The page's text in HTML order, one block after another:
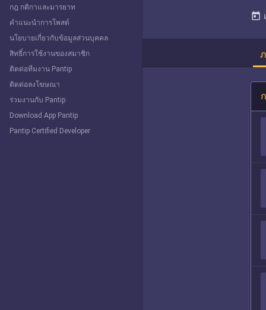
today
Explore
กฎ กติกาและมารยาท
คำแนะนำการโพสต์
นโยบายเกี่ยวกับข้อมูลส่วนบุคคล
สิทธิ์การใช้งานของสมาชิก
ติดต่อทีมงาน Pantip
ติดต่อลงโฆษณา
ร่วมงานกับ Pantip
Download App Pantip
Pantip Certified Developer